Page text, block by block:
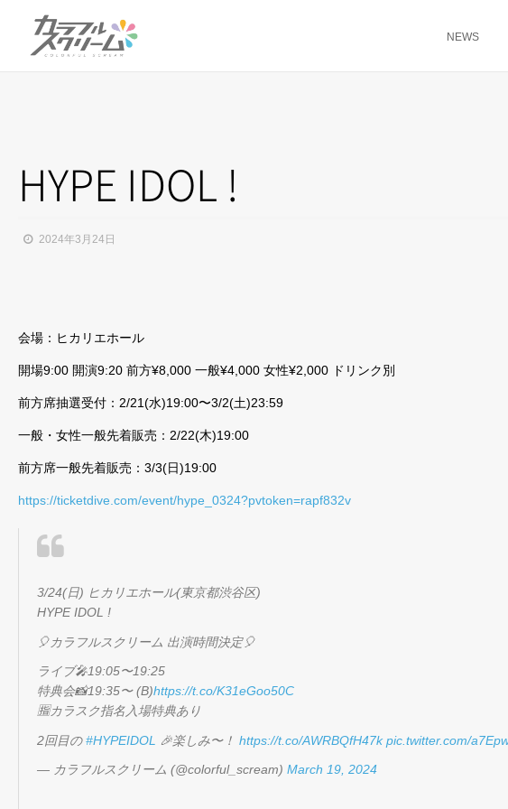
NEWS
HYPE IDOL !
2024年3月24日
会場：ヒカリエホール
開場9:00 開演9:20 前方¥8,000 一般¥4,000 女性¥2,000 ドリンク別
前方席抽選受付：2/21(水)19:00〜3/2(土)23:59
一般・女性一般先着販売：2/22(木)19:00
前方席一般先着販売：3/3(日)19:00
https://ticketdive.com/event/hype_0324?pvtoken=rapf832v
3/24(日) ヒカリエホール(東京都渋谷区)
HYPE IDOL !
🎈カラフルスクリーム 出演時間決定🎈
ライブ🎤19:05〜19:25
特典会📸19:35〜 (B)https://t.co/K31eGoo50C
🈯️カラスク指名入場特典あり
2回目の#HYPEIDOL 🎉楽しみ〜！ https://t.co/AWRBQfH47k pic.twitter.com/
— カラフルスクリーム (@colorful_scream) March 19, 2024